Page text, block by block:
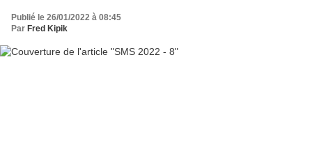
Publié le 26/01/2022 à 08:45
Par Fred Kipik